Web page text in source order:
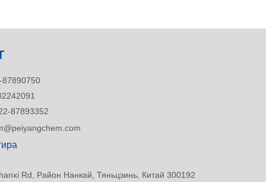
87890750
87893352
Rd, Район Нанкай, Тяньцзинь, Китай 300192